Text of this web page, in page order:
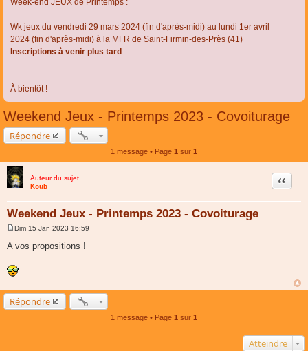
Week-end JEUX de Printemps :
Wk jeux du vendredi 29 mars 2024 (fin d'après-midi) au lundi 1er avril
2024 (fin d'après-midi) à la MFR de Saint-Firmin-des-Près (41)
Inscriptions à venir plus tard
À bientôt !
Weekend Jeux - Printemps 2023 - Covoiturage
Répondre
1 message • Page 1 sur 1
Auteur du sujet
Koub
Weekend Jeux - Printemps 2023 - Covoiturage
Citer
s
a
g
Dim 15 Jan 2023 16:59
A vos propositions !
Répondre
1 message • Page 1 sur 1
Atteindre